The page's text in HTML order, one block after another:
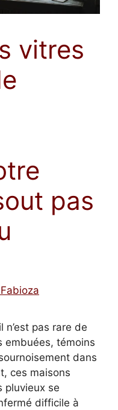
vitres
pas
n’est pas rare de
embuées, témoins
dans
ces maisons
pluvieux se
difficile à